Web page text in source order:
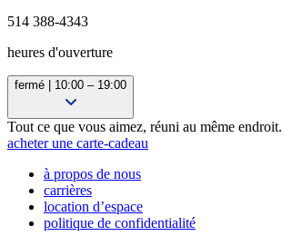
514 388-4343
heures d'ouverture
fermé | 10:00 – 19:00
10:00 – 18:00
10:00 – 18:00
10:00 – 18:00
10:00 – 21:00
10:00 – 21:00
10:00 – 19:00
Tout ce que vous aimez, réuni au même endroit.
acheter une carte-cadeau
à propos de nous
carrières
location d’espace
politique de confidentialité